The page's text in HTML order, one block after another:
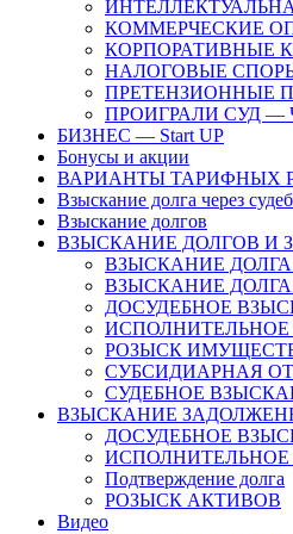
КОММЕРЧЕСКИЕ
КОРПОРАТИВНЫЕ
НАЛОГОВЫЕ
ПРЕТЕНЗИОННЫЕ
ПРОИГРАЛИ СУД —
БИЗНЕС — Start UP
Бонусы и акции
ВАРИАНТЫ ТАРИФНЫХ
Взыскание долга через
Взыскание долгов
ВЗЫСКАНИЕ ДОЛГОВ И
ВЗЫСКАНИЕ
ВЗЫСКАНИЕ
ДОСУДЕБНОЕ
РОЗЫСК
СУБСИДИАРНАЯ
СУДЕБНОЕ
ВЗЫСКАНИЕ
ДОСУДЕБНОЕ
ИСПОЛНИТЕЛЬНОЕ
Подтверждение долга
РОЗЫСК АКТИВОВ
Видео